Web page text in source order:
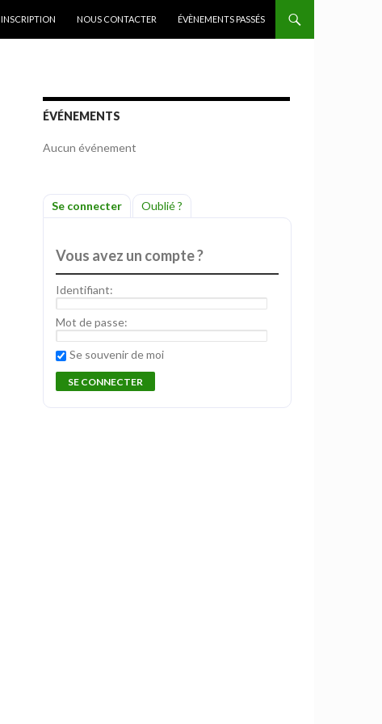
INSCRIPTION NOUS CONTACTER ÉVÈNEMENTS PASSÉS
ÉVÉNEMENTS
Aucun événement
Se connecter Oublié ?
Vous avez un compte ?
Identifiant:
Mot de passe:
Se souvenir de moi